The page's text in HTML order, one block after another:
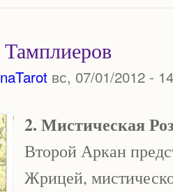
вс, 07/01/2012 -
2. Мистическая
Второй Аркан
Жрицей,